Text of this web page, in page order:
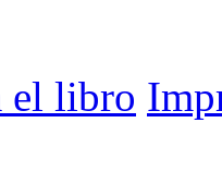
el libro